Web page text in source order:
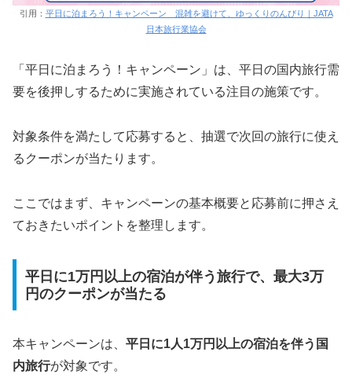
引用： 平日に泊まろう！キャンペーン 混雑を避けて、ゆっくりのんびり｜JATA
日本旅行業協会
「平日に泊まろう！キャンペーン」は、平日の国内旅行需
要を後押しするために実施されている注目の施策です。
対象条件を満たして応募すると、抽選で次回の旅行に使え
るクーポンが当たります。
ここではまず、キャンペーンの基本概要と応募前に押さえ
ておきたいポイントを整理します。
平日に1万円以上の宿泊が伴う旅行で、最大3万
円のクーポンが当たる
本キャンペーンは、 平日に1人1万円以上の宿泊を伴う国
内旅行が対象です。